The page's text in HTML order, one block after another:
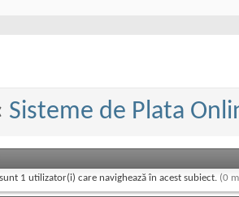
Sisteme de Plata
1 utilizator(i) care navighează în acest subiect. (0